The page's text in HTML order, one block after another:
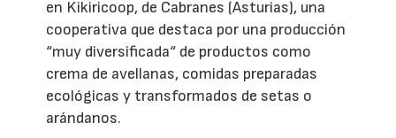
en Kikiricoop, de Cabranes (Asturias), una
cooperativa que destaca por una producción
“muy diversificada“ de productos como
crema de avellanas, comidas preparadas
ecológicas y transformados de setas o
arándanos.